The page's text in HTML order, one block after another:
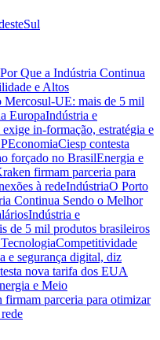
Sul
Que a Indústria Continua
e Altos
Mercosul-UE: mais de 5 mil
EuropaIndústria e
in-formação, estratégia e
EconomiaCiesp contesta
forçado no BrasilEnergia e
firmam parceria para
à redeIndústriaO Porto
Continua Sendo o Melhor
Indústria e
de 5 mil produtos brasileiros
Competitividade
e segurança digital, diz
nova tarifa dos EUA
e Meio
parceria para otimizar